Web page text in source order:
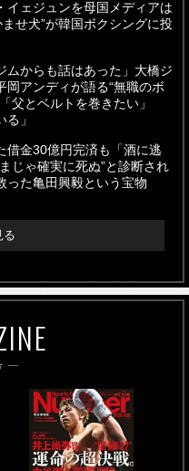
イェジュンを母国メディアは
ませ犬”が韓国ボクシングに投
ムからも話はあった」大橋ジ
アンディが語る“無職のボ
父とベルトを巻きたい」
る」
借金30億円完済も「酒に逃
じゃ確実に死ぬ”と診断され
った亀田興毅という宝物
る